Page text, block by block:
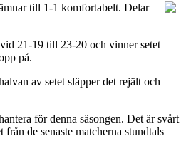
till 1-1 komfortabelt. Delar
21-19 till 23-20 och vinner setet
på.
av setet släpper det rejält och
för denna säsongen. Det är svårt
de senaste matcherna stundtals